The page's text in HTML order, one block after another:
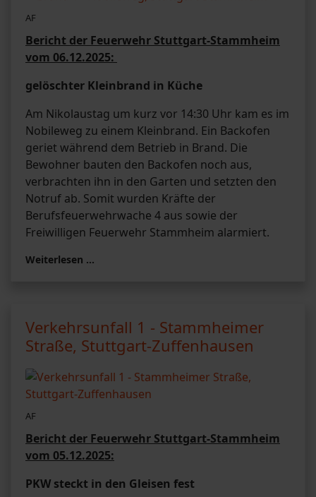
AF
Bericht der Feuerwehr Stuttgart-Stammheim
vom 06.12.2025:
gelöschter Kleinbrand in Küche
Am Nikolaustag um kurz vor 14:30 Uhr kam es im
Nobileweg zu einem Kleinbrand. Ein Backofen
geriet während dem Betrieb in Brand. Die
Bewohner bauten den Backofen noch aus,
verbrachten ihn in den Garten und setzten den
Notruf ab. Somit wurden Kräfte der
Berufsfeuerwehrwache 4 aus sowie der
Freiwilligen Feuerwehr Stammheim alarmiert.
Weiterlesen …
Verkehrsunfall 1 - Stammheimer
Straße, Stuttgart-Zuffenhausen
AF
Bericht der Feuerwehr Stuttgart-Stammheim
vom 05.12.2025:
PKW steckt in den Gleisen fest